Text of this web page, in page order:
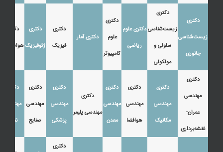
دکتری
زیست‌شناسی
جانوری
دکتری
زیست‌شناسی
سلولی و
مولکولی
دکتری علوم
ریاضی
دکتری
علوم
کامپیوتر
دکتری آمار
دکتری
فیزیک
دکتری
ژئوفیزیک
دکتری
هواشناسی
دکتری
مهندسی
عمران-
نقشه‌برداری
دکتری
مهندسی
مکانیک
دکتری
مهندسی
هوافضا
دکتری
مهندسی
معدن
دکتری
مهندسی پلیمر
دکتری
مهندسی
پزشکی
دکتری
مهندسی
صنایع
دکتری
مهندسی
نفت
دکتری